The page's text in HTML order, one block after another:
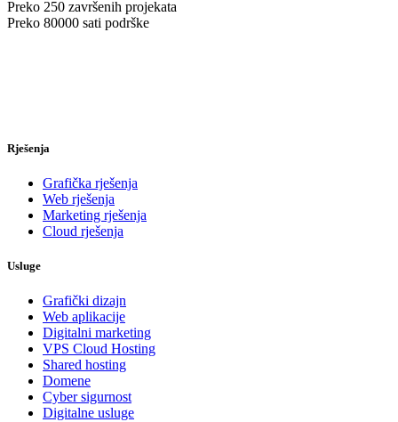
Preko 250 završenih projekata
Preko 80000 sati podrške
Rješenja
Grafička rješenja
Web rješenja
Marketing rješenja
Cloud rješenja
Usluge
Grafički dizajn
Web aplikacije
Digitalni marketing
VPS Cloud Hosting
Shared hosting
Domene
Cyber sigurnost
Digitalne usluge